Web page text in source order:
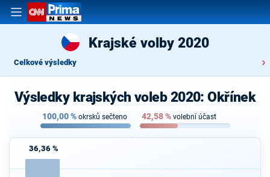
Krajské volby 2020
Celkové výsledky
Výsledky krajských voleb 2020: Okřínek
100,00% okrsků sečteno 42,58% volební účast
36,36 %